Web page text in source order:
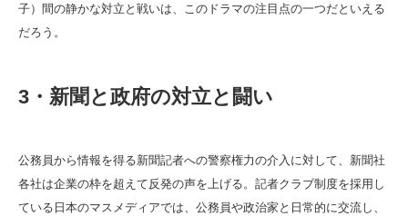
子）間の静かな対立と戦いは、このドラマの注目点の一つだといえる
だろう。
3・新聞と政府の対立と闘い
公務員から情報を得る新聞記者への警察権力の介入に対して、新聞社
各社は企業の枠を超えて反発の声を上げる。記者クラブ制度を採用し
ている日本のマスメディアでは、公務員や政治家と日常的に交流し、